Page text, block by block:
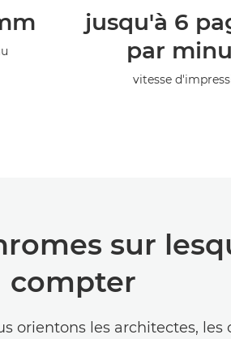
jusqu'à 6
par
vitesse
sur
compter
orientons les architectes, les